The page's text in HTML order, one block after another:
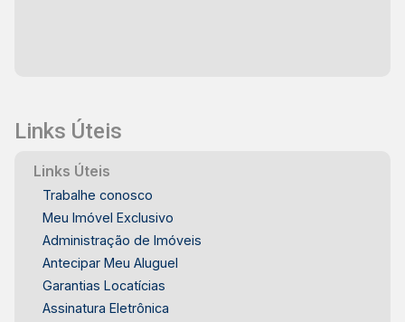
Links Úteis
Links Úteis
Trabalhe conosco
Meu Imóvel Exclusivo
Administração de Imóveis
Antecipar Meu Aluguel
Garantias Locatícias
Assinatura Eletrônica